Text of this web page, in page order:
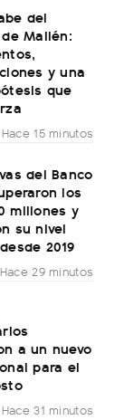
del
Mailén:
y una
que
Hace 15 minutos
del Banco
los
millones y
su nivel
2019
Hace 29 minutos
a un nuevo
para el
Hace 31 minutos